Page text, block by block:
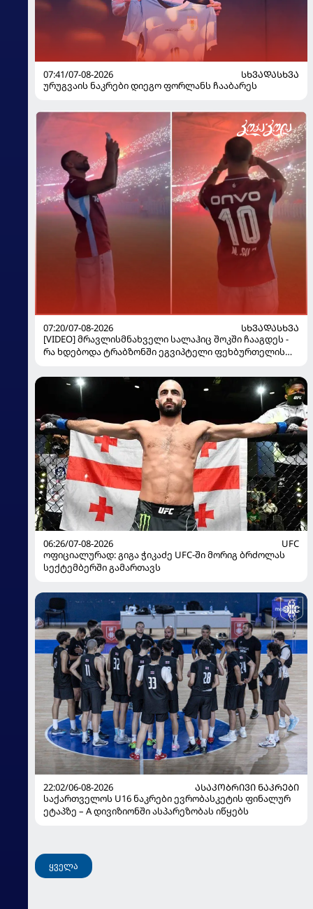
07:41/07-08-2026
ᲡᲮᲕᲐᲓᲐᲡᲮᲕᲐ
ურუგვაის ნაკრები დიეგო ფორლანს ჩააბარეს
07:20/07-08-2026
ᲡᲮᲕᲐᲓᲐᲡᲮᲕᲐ
[VIDEO] მრავლისმნახველი სალაჰიც შოკში ჩააგდეს -
რა ხდებოდა ტრაბზონში ეგვიპტელი ფეხბურთელის
06:26/07-08-2026
UFC
ოფიციალურად: გიგა ჭიკაძე UFC-ში მორიგ ბრძოლას
სექტემბერში გამართავს
22:02/06-08-2026
ᲐᲡᲐᲙᲝᲑᲠᲘᲕᲘ ᲜᲐᲙᲠᲔᲑᲘ
საქართველოს U16 ნაკრები ევრობასკეტის ფინალურ
ეტაპზე – A დივიზიონში ასპარეზობას იწყებს
ყველა